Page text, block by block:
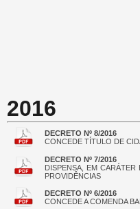
2016
DECRETO Nº 8/2016
CONCEDE TÍTULO DE
DECRETO Nº 7/2016
DISPENSA, EM
PROVIDÊNCIAS
DECRETO Nº 6/2016
CONCEDE A COMENDA